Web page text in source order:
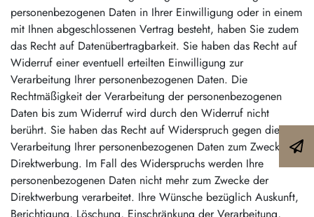
personenbezogenen Daten in Ihrer Einwilligung oder in einem
mit Ihnen abgeschlossenen Vertrag besteht, haben Sie zudem
das Recht auf Datenübertragbarkeit. Sie haben das Recht auf
Widerruf einer eventuell erteilten Einwilligung zur
Verarbeitung Ihrer personenbezogenen Daten. Die
Rechtmäßigkeit der Verarbeitung der personenbezogenen
Daten bis zum Widerruf wird durch den Widerruf nicht
berührt. Sie haben das Recht auf Widerspruch gegen die
Verarbeitung Ihrer personenbezogenen Daten zum Zweck der
Direktwerbung. Im Fall des Widerspruchs werden Ihre
personenbezogenen Daten nicht mehr zum Zwecke der
Direktwerbung verarbeitet. Ihre Wünsche bezüglich Auskunft,